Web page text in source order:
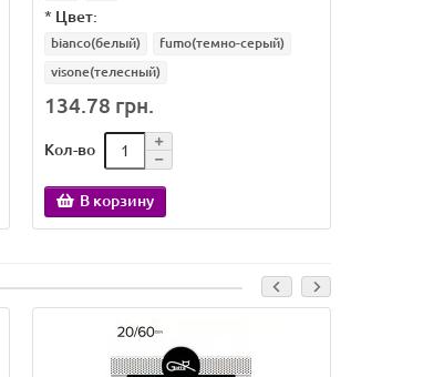
* Цвет:
bianco(белый)
fumo(темно-серый)
visone(телесный)
134.78 грн.
Кол-во
В корзину